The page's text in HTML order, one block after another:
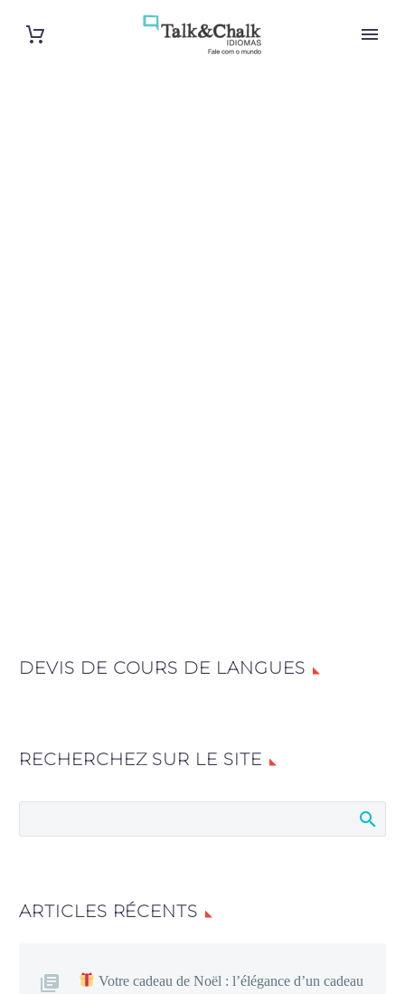
DEVIS DE COURS DE LANGUES
RECHERCHEZ SUR LE SITE
ARTICLES RÉCENTS
Votre cadeau de Noël : l’élégance d’un cadeau